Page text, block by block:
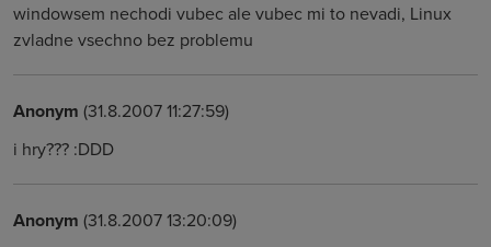
windowsem nechodi vubec ale vubec mi to nevadi, Linux
zvladne vsechno bez problemu
Anonym (31.8.2007 11:27:59)
i hry??? :DDD
Anonym (31.8.2007 13:20:09)